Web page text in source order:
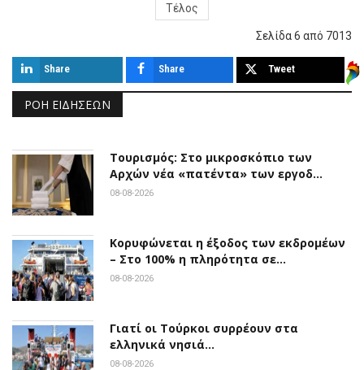
Τέλος
Σελίδα 6 από 7013
Share Share Tweet
ΡΟΉ ΕΙΔΉΣΕΩΝ
Τουρισμός: Στο μικροσκόπιο των
Αρχών νέα «πατέντα» των εργοδ…
08-08-2026
Κορυφώνεται η έξοδος των εκδρομέων
– Στο 100% η πληρότητα σε…
08-08-2026
Γιατί οι Τούρκοι συρρέουν στα
ελληνικά νησιά…
08-08-2026